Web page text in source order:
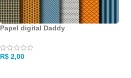
Papel digital Daddy
R$ 2,00